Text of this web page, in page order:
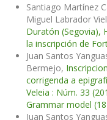
Santiago Martínez
Miguel Labrador
Duratón (Segovia),
la inscripción de
Juan Santos
Bermejo,
corrigenda a
Veleia : Núm. 33
Grammar model
Juan Santos